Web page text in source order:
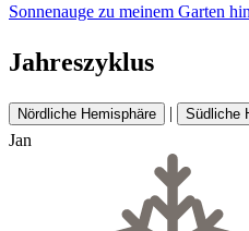
Sonnenauge zu meinem Garten
Jahreszyklus
Nördliche Hemisphäre | Südliche
Jan